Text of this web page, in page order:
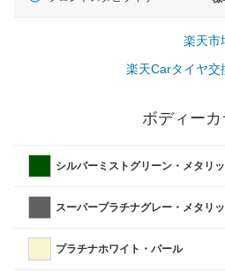
楽天市
楽天Carタイヤ交
ボディーカ
シルバーミストグリーン・メタリ
スーパープラチナグレー・メタリ
プラチナホワイト・パール